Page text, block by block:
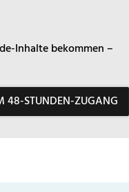
Inhalte bekommen –
48-STUNDEN-ZUGANG